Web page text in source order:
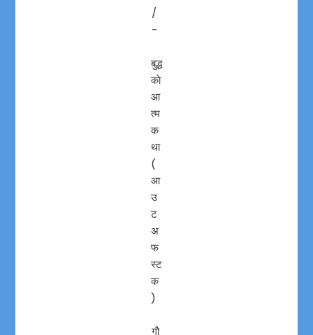
/
-
बुद्ध
काे
आ
त्म
क
था
(
आ
उ
ट
अ
फ
स्ट
क
)
गाै